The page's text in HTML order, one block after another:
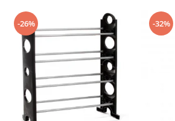
-26% -32%